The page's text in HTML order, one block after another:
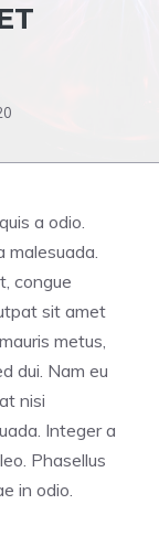
a odio.
malesuada.
congue
sit amet
metus,
dui. Nam eu
nisi
Integer a
Phasellus
in odio.